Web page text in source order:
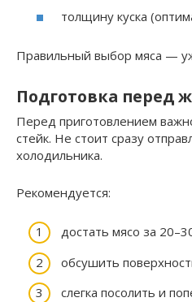
толщину куска
Правильный выбор мяса —
Подготовка перед
Перед приготовлением
стейк. Не стоит сразу
холодильника.
Рекомендуется:
достать мясо за
обсушить
слегка посолить и